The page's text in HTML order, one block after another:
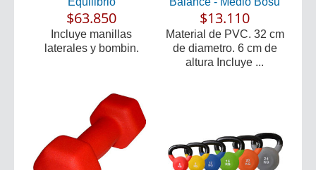
$63.850
Incluye manillas
laterales y bombin.
$13.110
Material de PVC. 32 cm
de diametro. 6 cm de
altura Incluye ...